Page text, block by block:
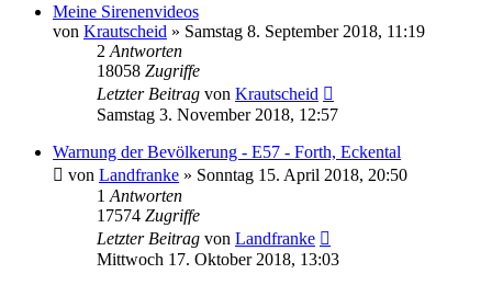
Meine Sirenenvideos
von Krautscheid » Samstag 8. September 2018, 11:19
2 Antworten
18058 Zugriffe
Letzter Beitrag von Krautscheid
Samstag 3. November 2018, 12:57
Warnung der Bevölkerung - E57 - Forth, Eckental
von Landfranke » Sonntag 15. April 2018, 20:50
1 Antworten
17574 Zugriffe
Letzter Beitrag von Landfranke
Mittwoch 17. Oktober 2018, 13:03